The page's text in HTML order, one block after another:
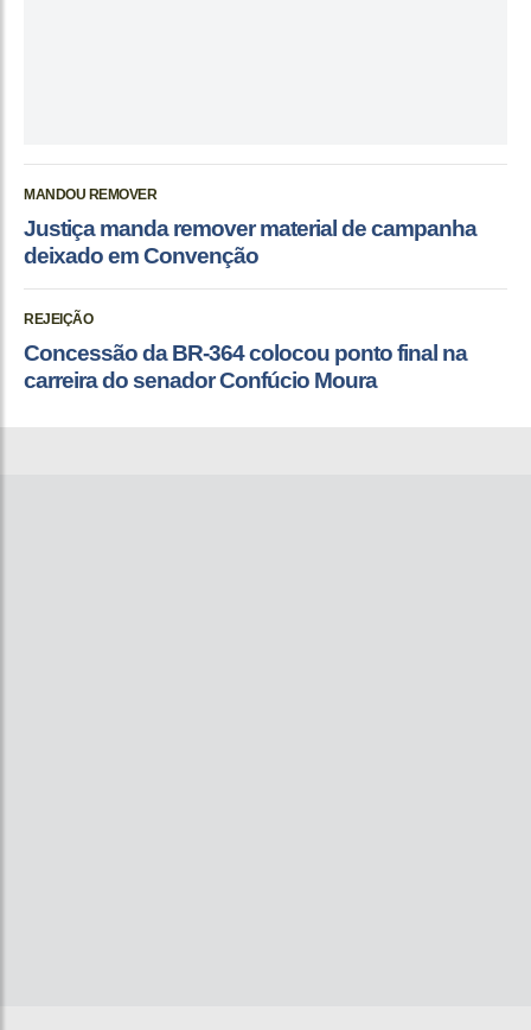
MANDOU REMOVER
Justiça manda remover material de campanha
deixado em Convenção
REJEIÇÃO
Concessão da BR-364 colocou ponto final na
carreira do senador Confúcio Moura